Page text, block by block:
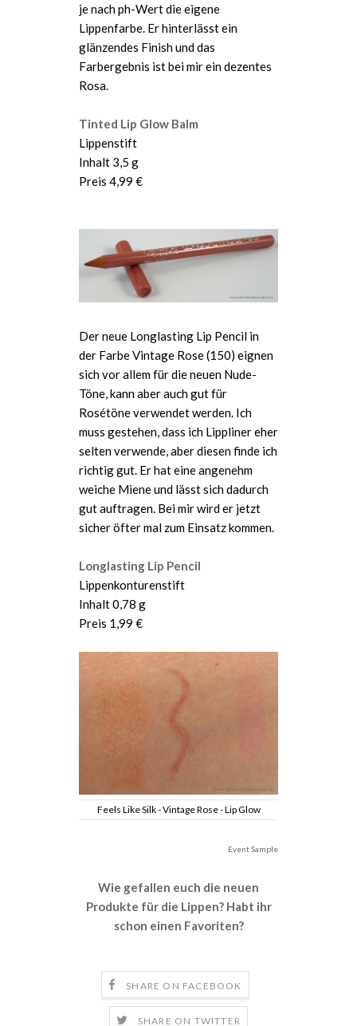
je nach ph-Wert die eigene
Lippenfarbe. Er hinterlässt ein
glänzendes Finish und das
Farbergebnis ist bei mir ein dezentes
Rosa.
Tinted Lip Glow Balm
Lippenstift
Inhalt 3,5 g
Preis 4,99 €
Der neue Longlasting Lip Pencil in
der Farbe Vintage Rose (150) eignen
sich vor allem für die neuen Nude-
Töne, kann aber auch gut für
Rosétöne verwendet werden. Ich
muss gestehen, dass ich Lippliner eher
selten verwende, aber diesen finde ich
richtig gut. Er hat eine angenehm
weiche Miene und lässt sich dadurch
gut auftragen. Bei mir wird er jetzt
sicher öfter mal zum Einsatz kommen.
Longlasting Lip Pencil
Lippenkonturenstift
Inhalt 0,78 g
Preis 1,99 €
Feels Like Silk - Vintage Rose - Lip Glow
Event Sample
Wie gefallen euch die neuen
Produkte für die Lippen? Habt ihr
schon einen Favoriten?
SHARE ON FACEBOOK
SHARE ON TWITTER